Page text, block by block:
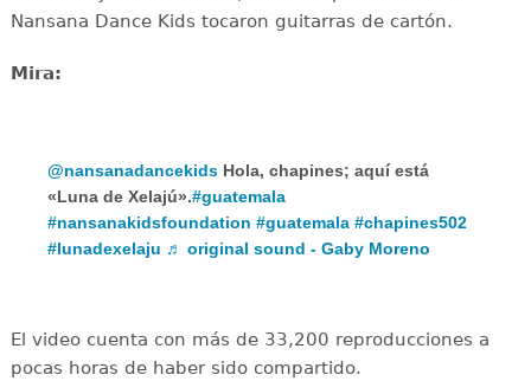
Nansana Dance Kids tocaron guitarras de cartón.
Mira:
@nansanadancekids Hola, chapines; aquí está
«Luna de Xelajú».#guatemala
#nansanakidsfoundation #guatemala #chapines502
#lunadexelaju ♬ original sound - Gaby Moreno
El video cuenta con más de 33,200 reproducciones a
pocas horas de haber sido compartido.